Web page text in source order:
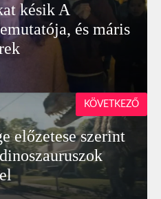
késik A
és máris
előzetese szerint
KÖVETKEZŐ